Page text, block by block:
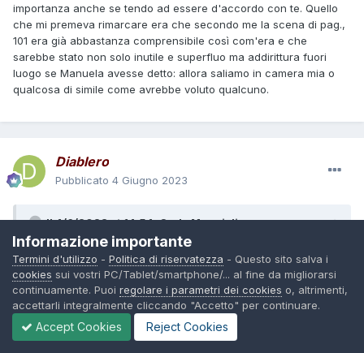
importanza anche se tendo ad essere d'accordo con te. Quello
che mi premeva rimarcare era che secondo me la scena di pag.,
101 era già abbastanza comprensibile così com'era e che
sarebbe stato non solo inutile e superfluo ma addirittura fuori
luogo se Manuela avesse detto: allora saliamo in camera mia o
qualcosa di simile come avrebbe voluto qualcuno.
Diablero
Pubblicato 4 Giugno 2023
Il 4/6/2023 at 14:54,Carlo Monnidice:
Quello che mi premeva rimarcare era che secondo me la
scena di pag., 101 era già abbastanza comprensibile così
com'era e che sarebbe stato non solo inutile e superfluo
ma addirittura fuori luogo se Manuela avesse detto: allora
saliamo in camera mia o qualcosa di simile come avrebbe
voluto qualcuno.
Informazione importante
Termini d'utilizzo - Politica di riservatezza - Questo sito salva i
cookies sui vostri PC/Tablet/smartphone/... al fine da migliorarsi
continuamente. Puoi regolare i parametri dei cookies o, altrimenti,
accettarli integralmente cliccando "Accetto" per continuare.
Accept Cookies Reject Cookies